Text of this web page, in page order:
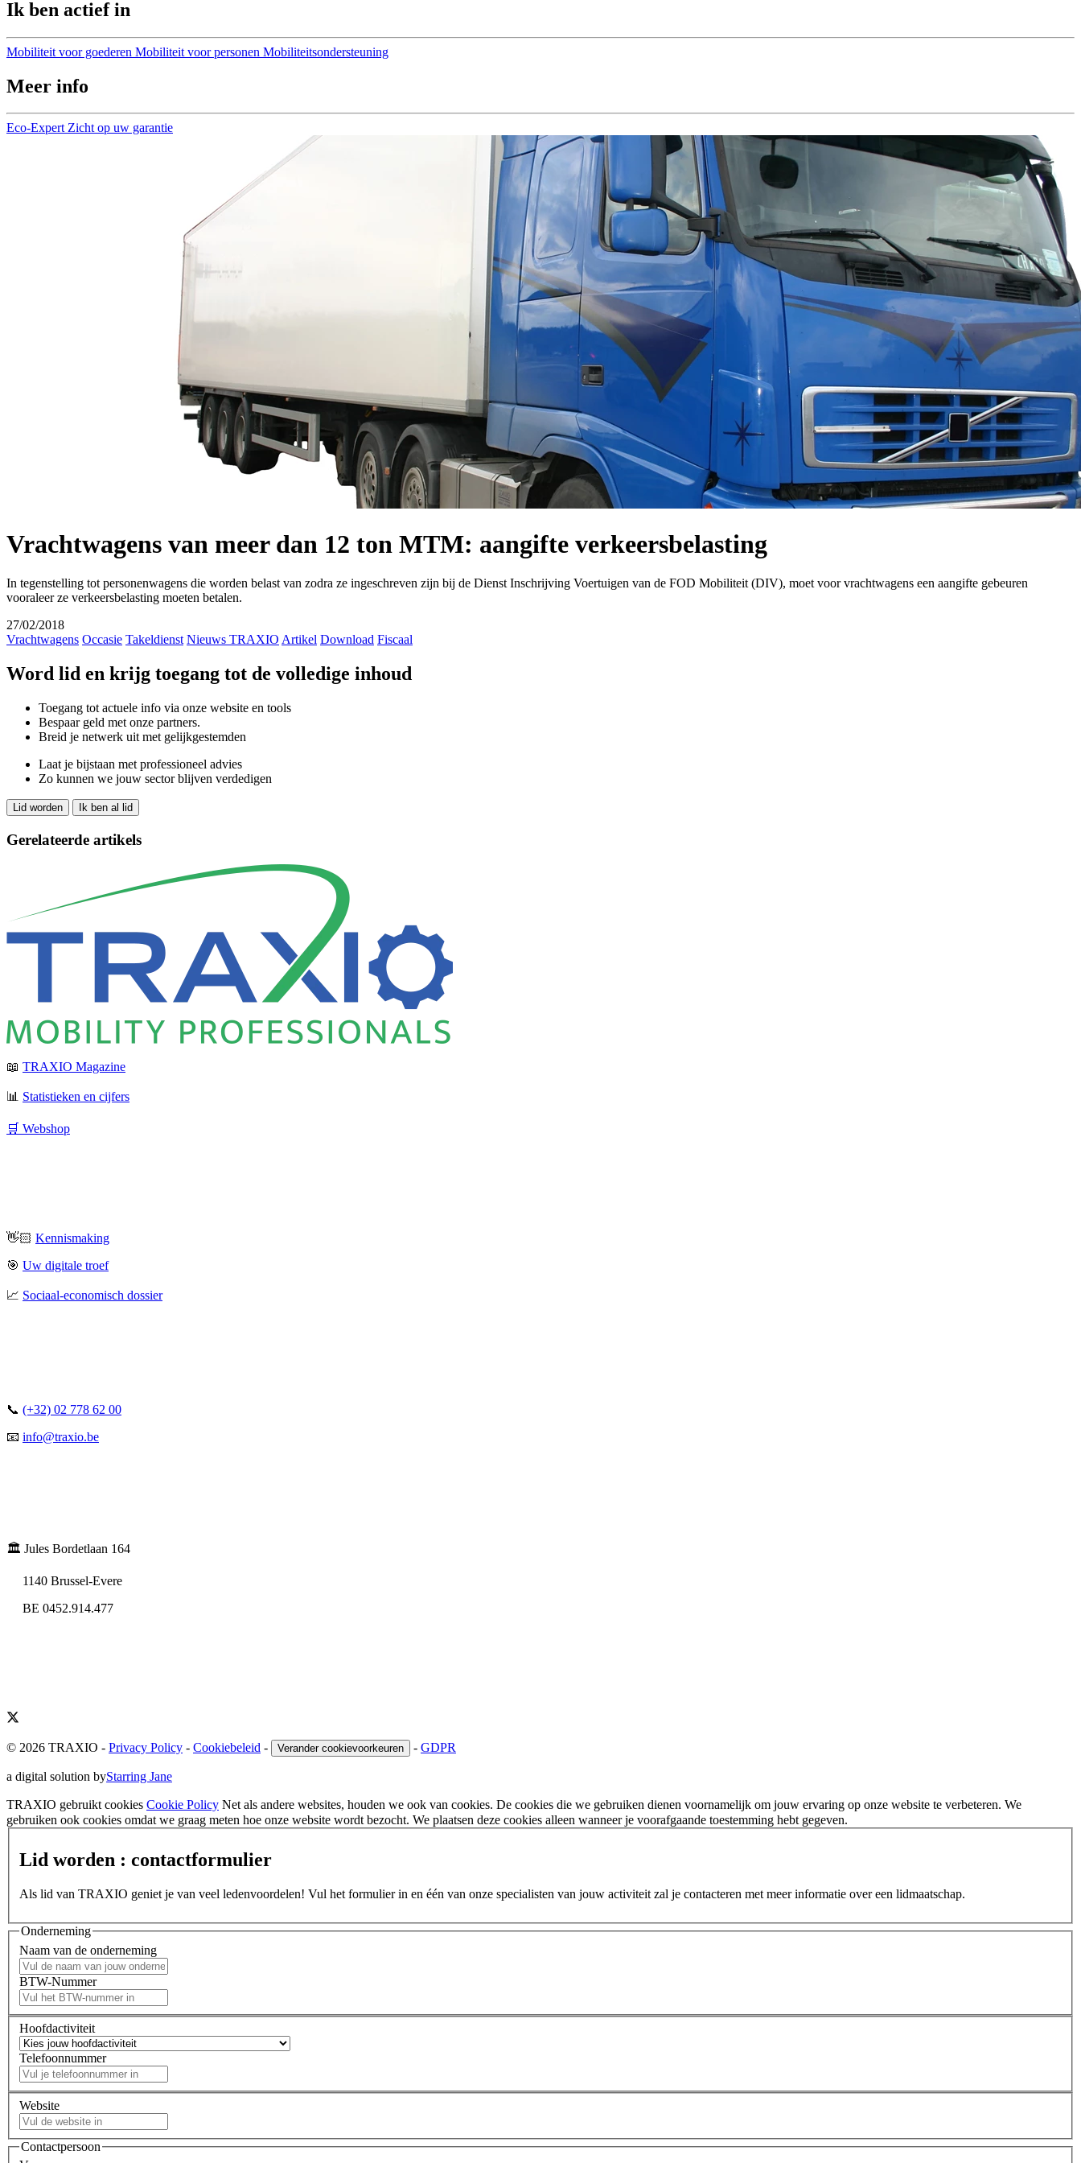
Ik ben actief in
Mobiliteit voor goederen Mobiliteit voor personen Mobiliteitsondersteuning
Meer info
Eco-Expert Zicht op uw garantie
Vrachtwagens van meer dan 12 ton MTM: aangifte verkeersbelasting
In tegenstelling tot personenwagens die worden belast van zodra ze ingeschreven zijn bij de Dienst Inschrijving Voertuigen van de FOD Mobiliteit (DIV), moet voor vrachtwagens een aangifte gebeuren
vooraleer ze verkeersbelasting moeten betalen.
27/02/2018
Vrachtwagens Occasie Takeldienst Nieuws TRAXIO Artikel Download Fiscaal
Word lid en krijg toegang tot de volledige inhoud
Toegang tot actuele info via onze website en tools
Bespaar geld met onze partners.
Breid je netwerk uit met gelijkgestemden
Laat je bijstaan met professioneel advies
Zo kunnen we jouw sector blijven verdedigen
Lid worden Ik ben al lid
Gerelateerde artikels
📖 TRAXIO Magazine
📊 Statistieken en cijfers
🛒 Webshop
👋🏻 Kennismaking
🎯 Uw digitale troef
📈 Sociaal-economisch dossier
📞 (+32) 02 778 62 00
📧 info@traxio.be
🏛️ Jules Bordetlaan 164
1140 Brussel-Evere
BE 0452.914.477
© 2026 TRAXIO - Privacy Policy - Cookiebeleid - Verander cookievoorkeuren - GDPR
a digital solution byStarring Jane
TRAXIO gebruikt cookies Cookie Policy Net als andere websites, houden we ook van cookies. De cookies die we gebruiken dienen voornamelijk om jouw ervaring op onze website te verbeteren. We
gebruiken ook cookies omdat we graag meten hoe onze website wordt bezocht. We plaatsen deze cookies alleen wanneer je voorafgaande toestemming hebt gegeven.
Lid worden : contactformulier
Als lid van TRAXIO geniet je van veel ledenvoordelen! Vul het formulier in en één van onze specialisten van jouw activiteit zal je contacteren met meer informatie over een lidmaatschap.
Onderneming
Naam van de onderneming
BTW-Nummer
Hoofdactiviteit
Telefoonnummer
Website
Contactpersoon